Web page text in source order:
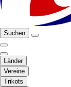
Suchen
Länder
Vereine
Trikots